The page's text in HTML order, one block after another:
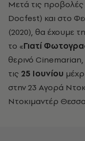
Μετά τις
Docfest) και στο
(2020), θα έχουμε
το «Γιατί
θερινό
τις 25 Ιουνίου
στην 23 Αγορά
Ντοκιμαντέρ